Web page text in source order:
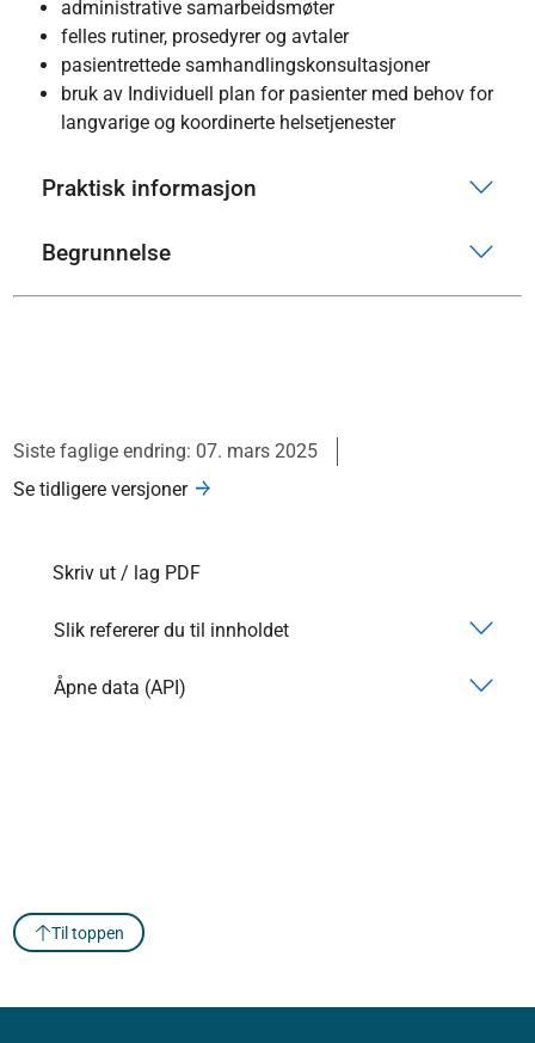
administrative samarbeidsmøter
felles rutiner, prosedyrer og avtaler
pasientrettede samhandlingskonsultasjoner
bruk av Individuell plan for pasienter med behov for
langvarige og koordinerte helsetjenester
Praktisk informasjon
Begrunnelse
Siste faglige endring: 07. mars 2025
Se tidligere versjoner
Skriv ut / lag PDF
Slik refererer du til innholdet
Åpne data (API)
Til toppen